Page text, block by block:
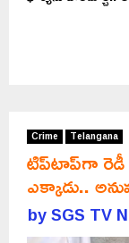
Crime Telangana
టిప్‌టాప్‌గా
ఎక్కాడు..
bySGS TV